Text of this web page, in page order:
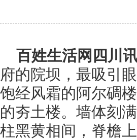
百姓生活网四川
府的院坝，最吸引
饱经风霜的阿尔碉
的夯土楼。墙体刻
柱黑黄相间，脊檐